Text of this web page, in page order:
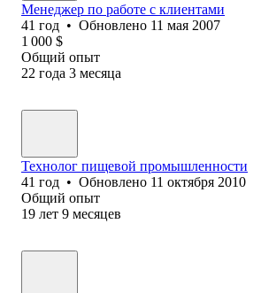
Менеджер по работе с клиентами
41 год • Обновлено 11 мая 2007
1 000 $
Общий опыт
22 года 3 месяца
Технолог пищевой промышленности
41 год • Обновлено 11 октября 2010
Общий опыт
19 лет 9 месяцев